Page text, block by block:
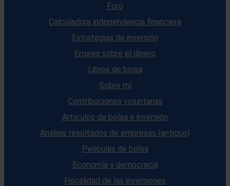
Foro
Calculadora independencia financiera
Estrategias de inversión
Errores sobre el dinero
Libros de bolsa
Sobre mí
Contribuciones voluntarias
Artículos de bolsa e inversión
Análisis resultados de empresas (antiguo)
Películas de bolsa
Economía y democracia
Fiscalidad de las inversiones